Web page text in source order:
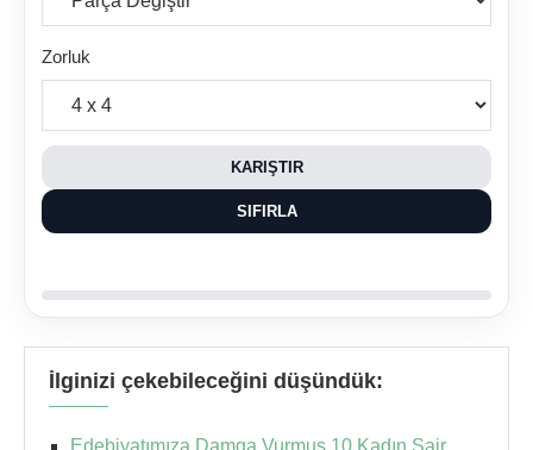
Zorluk
KARIŞTIR
SIFIRLA
İlginizi çekebileceğini düşündük:
Edebiyatımıza Damga Vurmuş 10 Kadın Şair